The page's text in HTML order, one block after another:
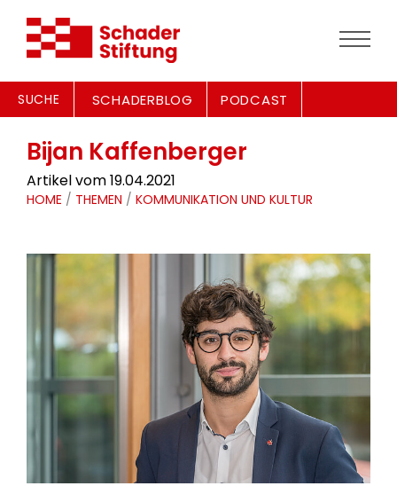
SUCHE SCHADERBLOG PODCAST
Bijan Kaffenberger
Artikel vom 19.04.2021
HOME / THEMEN / KOMMUNIKATION UND KULTUR